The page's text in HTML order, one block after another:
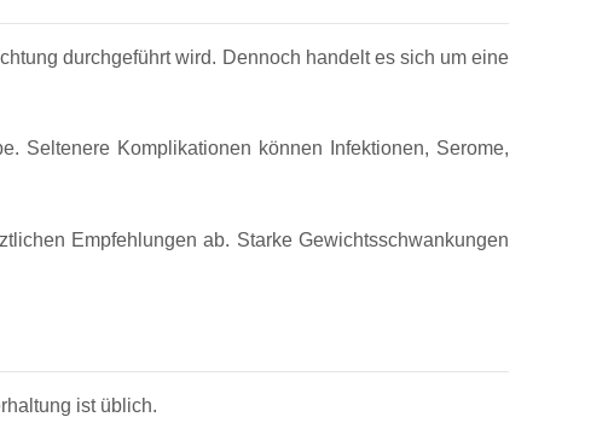
durchgeführt wird. Dennoch handelt es sich um eine
Seltenere Komplikationen können Infektionen, Serome,
Empfehlungen ab. Starke Gewichtsschwankungen
ist üblich.